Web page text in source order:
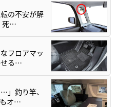
の不安が解
死…
フロアマッ
せる…
」釣り竿、
もオ…